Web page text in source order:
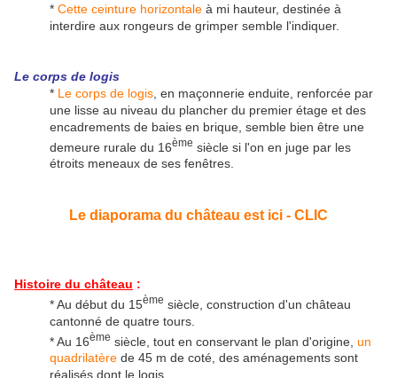
* Cette ceinture horizontale à mi hauteur, destinée à
interdire aux rongeurs de grimper semble l'indiquer.
Le corps de logis
* Le corps de logis , en maçonnerie enduite, renforcée par
une lisse au niveau du plancher du premier étage et des
encadrements de baies en brique, semble bien être une
demeure rurale du 16ème siècle si l'on en juge par les
étroits meneaux de ses fenêtres.
Le diaporama du château est ici - CLIC
Histoire du château :
* Au début du 15ème siècle, construction d'un château
cantonné de quatre tours.
* Au 16ème siècle, tout en conservant le plan d'origine, un
quadrilatère de 45 m de coté, des aménagements sont
réalisés dont le logis.